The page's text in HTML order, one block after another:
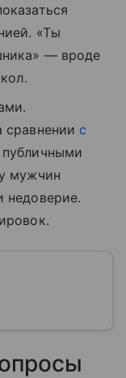
«Ты
— вроде
сравнении с
мужчин
недоверие.